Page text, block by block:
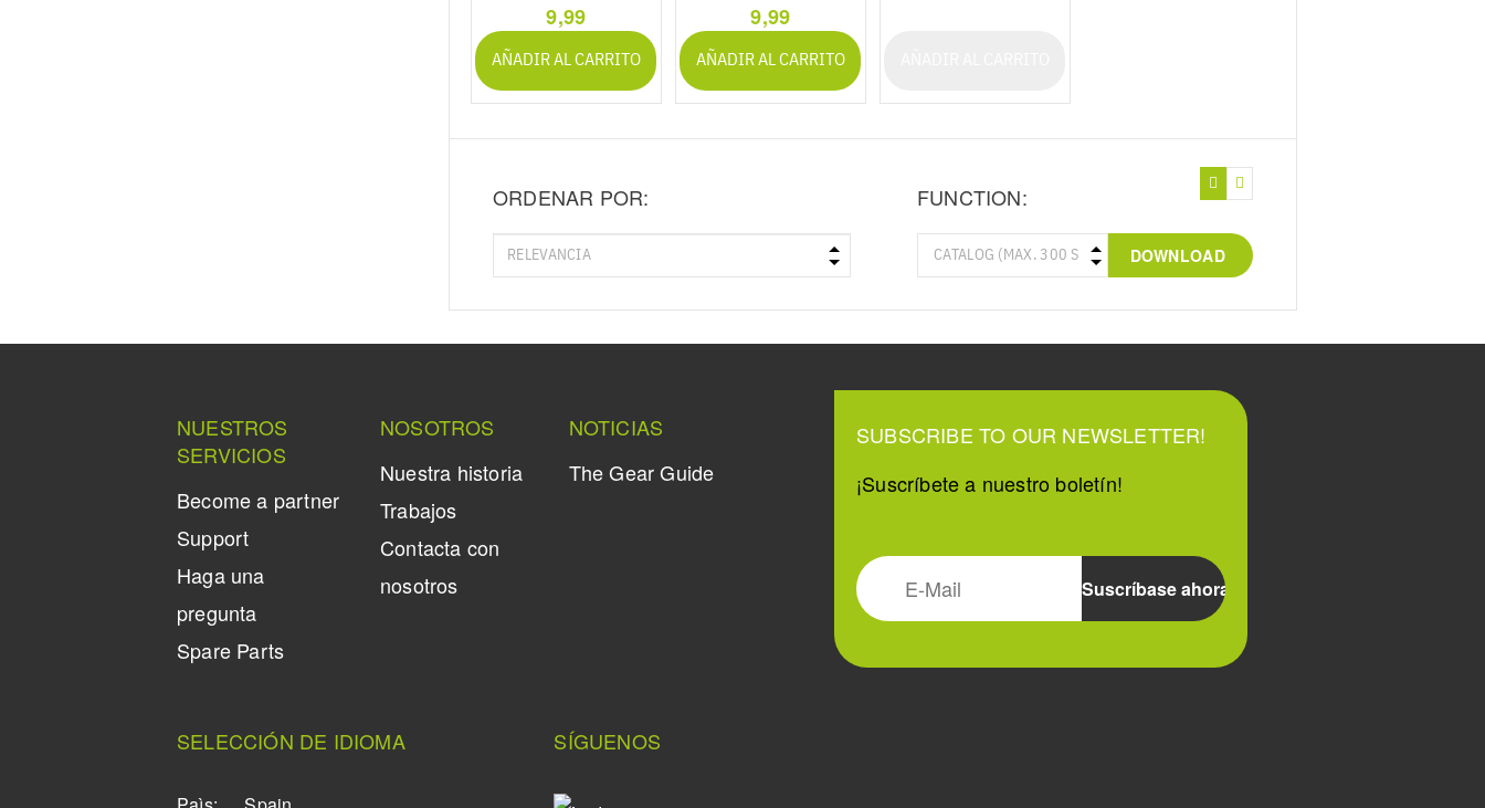
9,99
AÑADIR AL CARRITO
9,99
AÑADIR AL CARRITO
ORDENAR POR: FUNCTION:
DOWNLOAD
NUESTROS
SERVICIOS
Become a partner
Support
Haga una
pregunta
Spare Parts
NOSOTROS
Nuestra historia
Trabajos
Contacta con
nosotros
NOTICIAS
The Gear Guide
SUBSCRIBE TO OUR NEWSLETTER!
¡Suscríbete a nuestro boletín!
SÍGUENOS
SELECCIÓN DE IDIOMA